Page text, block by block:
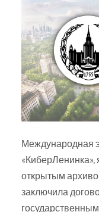
Международная
открытым
заключила